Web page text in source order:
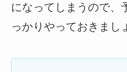
になってしまうので、
っかりやっておきまし